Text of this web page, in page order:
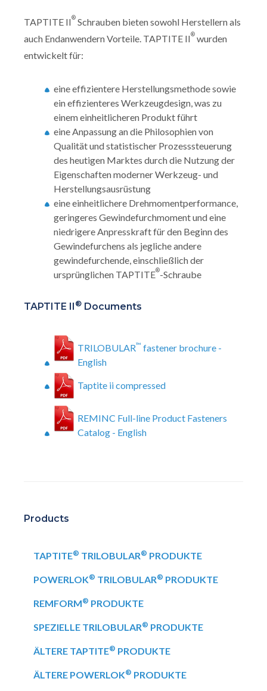
TAPTITE II® Schrauben bieten sowohl Herstellern als
auch Endanwendern Vorteile. TAPTITE II® wurden
entwickelt für:
eine effizientere Herstellungsmethode sowie
ein effizienteres Werkzeugdesign, was zu
einem einheitlicheren Produkt führt
eine Anpassung an die Philosophien von
Qualität und statistischer Prozesssteuerung
des heutigen Marktes durch die Nutzung der
Eigenschaften moderner Werkzeug- und
Herstellungsausrüstung
eine einheitlichere Drehmomentperformance,
geringeres Gewindefurchmoment und eine
niedrigere Anpresskraft für den Beginn des
Gewindefurchens als jegliche andere
gewindefurchende, einschließlich der
ursprünglichen TAPTITE®-Schraube
TAPTITE II ® Documents
TRILOBULAR™ fastener brochure -
English
Taptite ii compressed
REMINC Full-line Product Fasteners
Catalog - English
Products
TAPTITE® TRILOBULAR® PRODUKTE
POWERLOK® TRILOBULAR® PRODUKTE
REMFORM® PRODUKTE
SPEZIELLE TRILOBULAR® PRODUKTE
ÄLTERE TAPTITE® PRODUKTE
ÄLTERE POWERLOK® PRODUKTE